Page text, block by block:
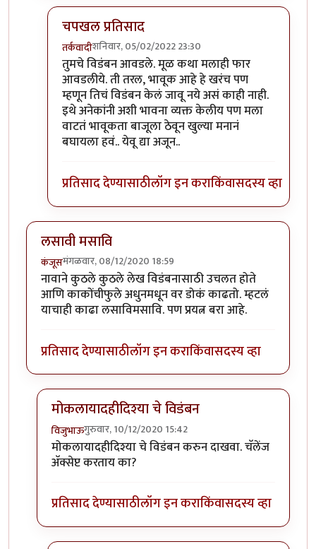
चपखल प्रतिसाद
तर्कवादीशनिवार, 05/02/2022 23:30
In reply toपिचकारीbyगड्डा झब्बू
तुमचे विडंबन आवडले. मूळ कथा मलाही फार
आवडलीये. ती तरल, भावूक आहे हे खरंच पण
म्हणून तिचं विडंबन केलं जावू नये असं काही नाही.
इथे अनेकांनी अशी भावना व्यक्त केलीय पण मला
वाटतं भावूकता बाजूला ठेवून खुल्या मनानं
बघायला हवं.. येवू द्या अजून..
प्रतिसाद देण्यासाठीलॉग इन कराकिंवासदस्य व्हा
लसावी मसावि
कंजूसमंगळवार, 08/12/2020 18:59
नावाने कुठले कुठले लेख विडंबनासाठी उचलत होते
आणि काकोंचीफुले अधुनमधून वर डोकं काढतो. म्हटलं
याचाही काढा लसाविमसावि. पण प्रयत्न बरा आहे.
प्रतिसाद देण्यासाठीलॉग इन कराकिंवासदस्य व्हा
मोकलायादहीदिश्या चे विडंबन
विजुभाऊगुरुवार, 10/12/2020 15:42
In reply toलसावी मसाविbyकंजूस
मोकलायादहीदिश्या चे विडंबन करुन दाखवा. चॅलेंज
अ‍ॅक्सेप्ट करताय का?
प्रतिसाद देण्यासाठीलॉग इन कराकिंवासदस्य व्हा